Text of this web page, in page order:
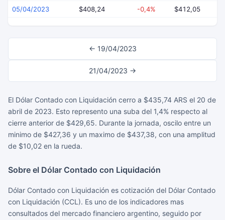
05/04/2023 $408,24 -0,4% $412,05
← 19/04/2023
21/04/2023 →
El Dólar Contado con Liquidación cerro a $435,74 ARS el 20 de
abril de 2023. Esto represento una suba del 1,4% respecto al
cierre anterior de $429,65. Durante la jornada, oscilo entre un
minimo de $427,36 y un maximo de $437,38, con una amplitud
de $10,02 en la rueda.
Sobre el Dólar Contado con Liquidación
Dólar Contado con Liquidación es cotización del Dólar Contado
con Liquidación (CCL). Es uno de los indicadores mas
consultados del mercado financiero argentino, seguido por